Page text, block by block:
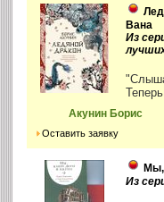
Вана
Из
Акунин Борис
Оставить заявку
Мы,
Из